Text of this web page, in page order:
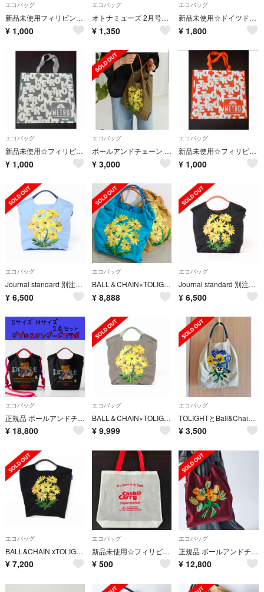
エコバッグ
新品未使用フィリピンマニラMETROオリジナルビッグサイズエコバッグトートバッグ
¥ 1,000
エコバッグ
オトナミューズ 2月号 付録
¥ 1,350
エコバッグ
新品未使用☆ドイツドラッグストアdmセルビア薬局エコバッグ折りたたみヨーロッパ
¥ 1,800
エコバッグ
新品未使用☆フィリピンスーパーマーケットMETROオリジナルエコバッグ海外マニラ
¥ 1,000
エコバッグ
ボールアンドチェーン トゥライト バッグ
¥ 3,000
エコバッグ
新品未使用☆フィリピンスーパーマーケットMETROオリジナルエコバッグ海外マニラ
¥ 1,000
エコバッグ
Journal standard 別注BALL＆CHAIN ×TOLIGHT
¥ 6,500
エコバッグ
BALL＆CHAIN×TOLIGHT バッグ 新品未使用 エコバッグ M ブルー
¥ 8,888
エコバッグ
Journal standard 別注BALL＆CHAIN ×TOLIGHT
¥ 6,500
エコバッグ
正規品 ボールアンドチェーン ダブルスタンダード コラボ エコバッグ 刺繍
¥ 18,800
エコバッグ
BALL＆CHAIN×TOLIGHT バッグ 新品未使用 エコバッグ M
¥ 9,999
エコバッグ
TOLIGHTとBall&Chainのコラボバッグ
¥ 3,500
エコバッグ
BALL&CHAIN xTOLIGHT コラボバッグ 新品 未使用
¥ 7,200
エコバッグ
新品未使用☆フィリピンスーパーマーケットcash&carryオリジナルエコバッグ
¥ 500
エコバッグ
正規品 ボールアンドチェーン ジャーナルスタンダード コラボ エコバッグ M
¥ 12,800